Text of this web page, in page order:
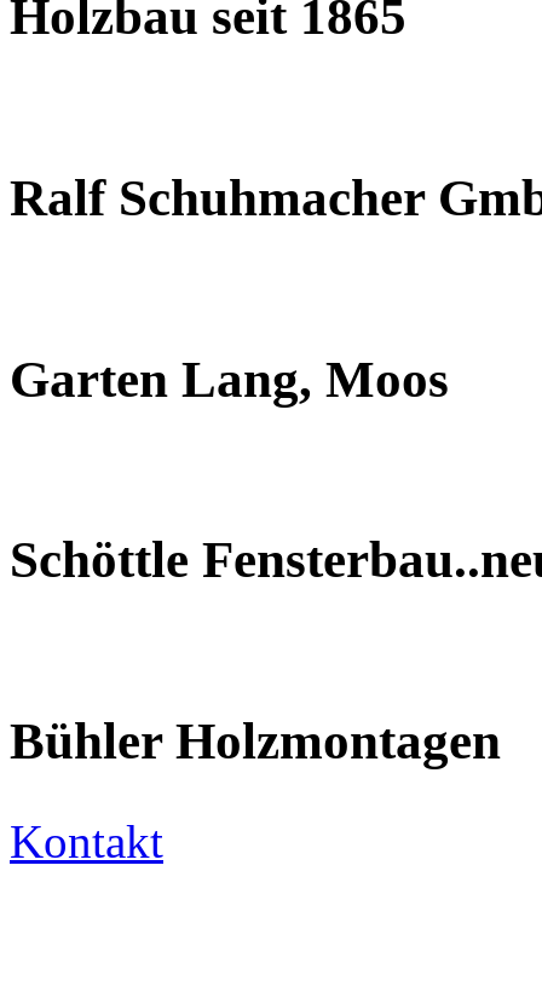
Holzbau seit 1865
Ralf Schuhmacher
Garten Lang, Moos
Schöttle
Bühler Holzmontagen
Kontakt